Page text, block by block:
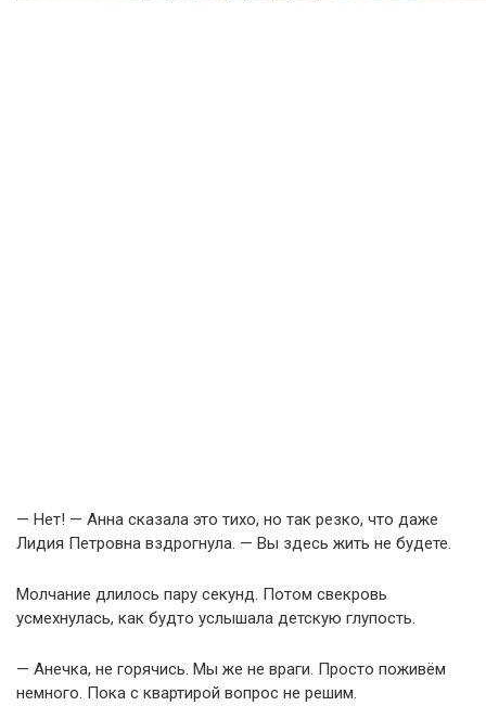
— Нет! — Анна сказала это тихо, но так резко, что даже
Лидия Петровна вздрогнула. — Вы здесь жить не будете.
Молчание длилось пару секунд. Потом свекровь
усмехнулась, как будто услышала детскую глупость.
— Анечка, не горячись. Мы же не враги. Просто поживём
немного. Пока с квартирой вопрос не решим.